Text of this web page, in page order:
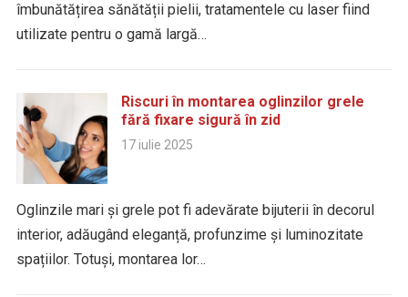
îmbunătățirea sănătății pielii, tratamentele cu laser fiind
utilizate pentru o gamă largă…
Riscuri în montarea oglinzilor grele
fără fixare sigură în zid
17 iulie 2025
Oglinzile mari și grele pot fi adevărate bijuterii în decorul
interior, adăugând eleganță, profunzime și luminozitate
spațiilor. Totuși, montarea lor…